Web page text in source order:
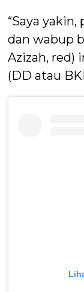
“Saya
dan wabup
Azizah, red)
(DD atau